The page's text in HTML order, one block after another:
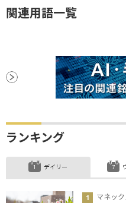
関連用語一覧
ランキング
デイリー
マネッ